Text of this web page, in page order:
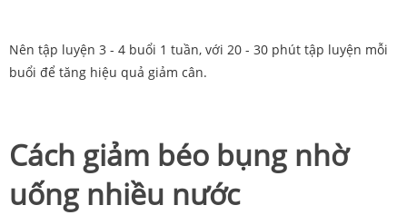
Nên tập luyện 3 - 4 buổi 1 tuần, với 20 - 30 phút tập luyện mỗi
buổi để tăng hiệu quả giảm cân.
Cách giảm béo bụng nhờ
uống nhiều nước